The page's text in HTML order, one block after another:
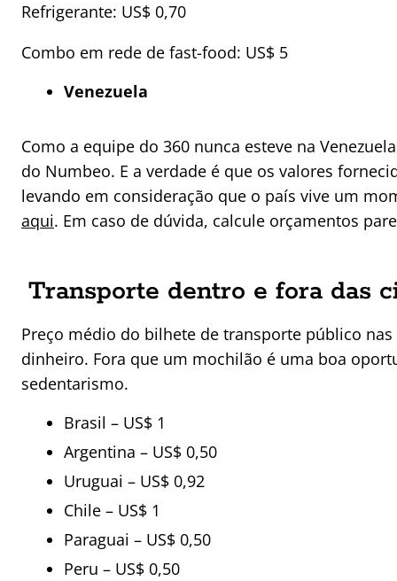
Refrigerante: US$ 0,70
Combo em rede de fast-food: US$ 5
Venezuela
Como a equipe do 360 nunca esteve na
do Numbeo. E a verdade é que os valores
levando em consideração que o país vive um
aqui. Em caso de dúvida, calcule orçamentos
Transporte dentro e fora das
Preço médio do bilhete de transporte público
dinheiro. Fora que um mochilão é uma boa
sedentarismo.
Brasil – US$ 1
Argentina – US$ 0,50
Uruguai – US$ 0,92
Chile – US$ 1
Paraguai – US$ 0,50
Peru – US$ 0,50